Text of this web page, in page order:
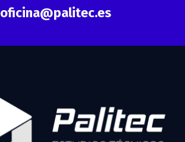
oficina@palitec.es